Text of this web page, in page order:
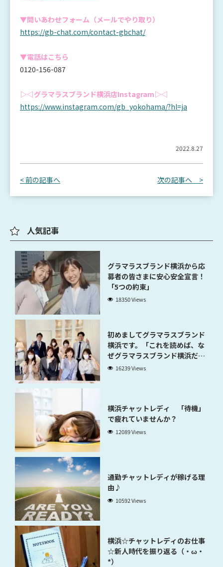
▼問いあわせフォーム（メールでやり取り）
https://gb-chat.com/contact-gbchat/
▼電話はこちら
0120-156-087
▷◁グラマラスブランド横浜店Instagram▷◁
https://www.instagram.com/gb_yokohama/?hl=ja
2022.8.27
< 前の記事へ 次の記事へ >
人気記事
グラマラスブランド横浜から応
募者の皆さまに安心安全宣言！
「5つの約束」
18350 Views
初めましてグラマラスブランド
横浜です。「これを読めば、な
ぜグラマラスブランド横浜だと
稼げるのかが分かります」
16239 Views
横浜チャットレディ 「待機」
で疲れていませんか？
12089 Views
通勤チャットレディが稼げる理
由♪
10592 Views
横浜☆チャットレディのお仕事
☆新人時代を振り返る（・ω・
*）